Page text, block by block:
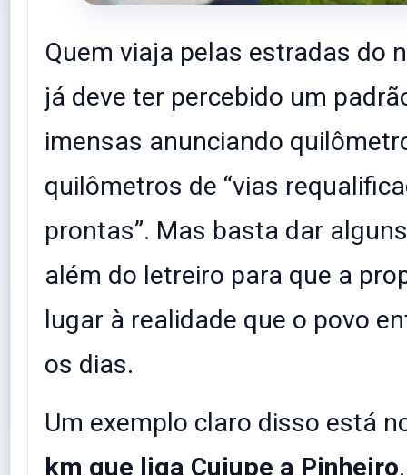
Quem viaja pelas estradas do
já deve ter percebido um
imensas anunciando
quilômetros de “vias
prontas”. Mas basta dar
além do letreiro para que a
lugar à realidade que o povo
os dias.
​Um exemplo claro disso está
km que liga Cujupe a Pinheiro